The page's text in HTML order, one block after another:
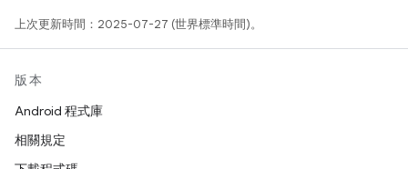
上次更新時間：2025-07-27 (世界標準時間)。
版本
Android 程式庫
相關規定